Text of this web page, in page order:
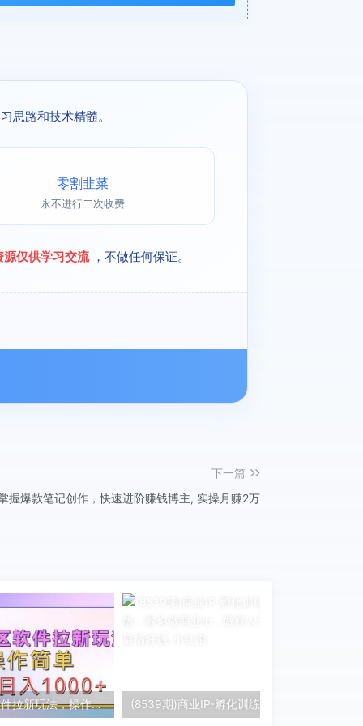
思路和技术精髓。
零割韭菜
永不进行二次收费
源仅供学习交流 ，不做任何保证。
下一篇
握爆款笔记创作，快速进阶赚钱博主, 实操月赚2万
暴力社区软件拉新玩法，操作简单，轻松日入1000+